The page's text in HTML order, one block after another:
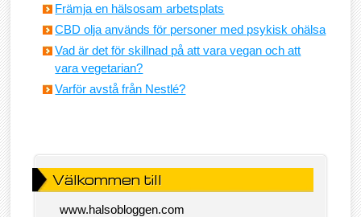
Främja en hälsosam arbetsplats
CBD olja används för personer med psykisk ohälsa
Vad är det för skillnad på att vara vegan och att
vara vegetarian?
Varför avstå från Nestlé?
Välkommen till
www.halsobloggen.com